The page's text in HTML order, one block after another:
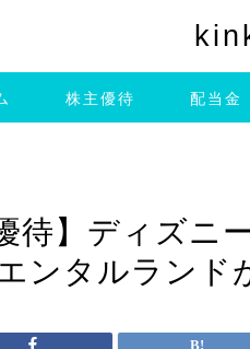
株主優待 配当金
待】ディズニ
ンタルランド